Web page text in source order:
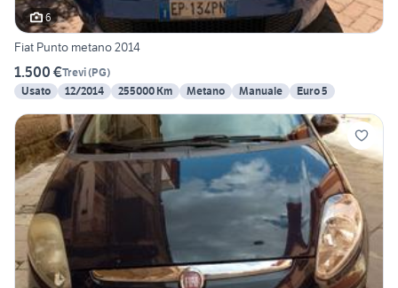
6
Fiat Punto metano 2014
1.500 €Trevi(PG)
Usato
12/2014 255000 Km Metano Manuale Euro 5